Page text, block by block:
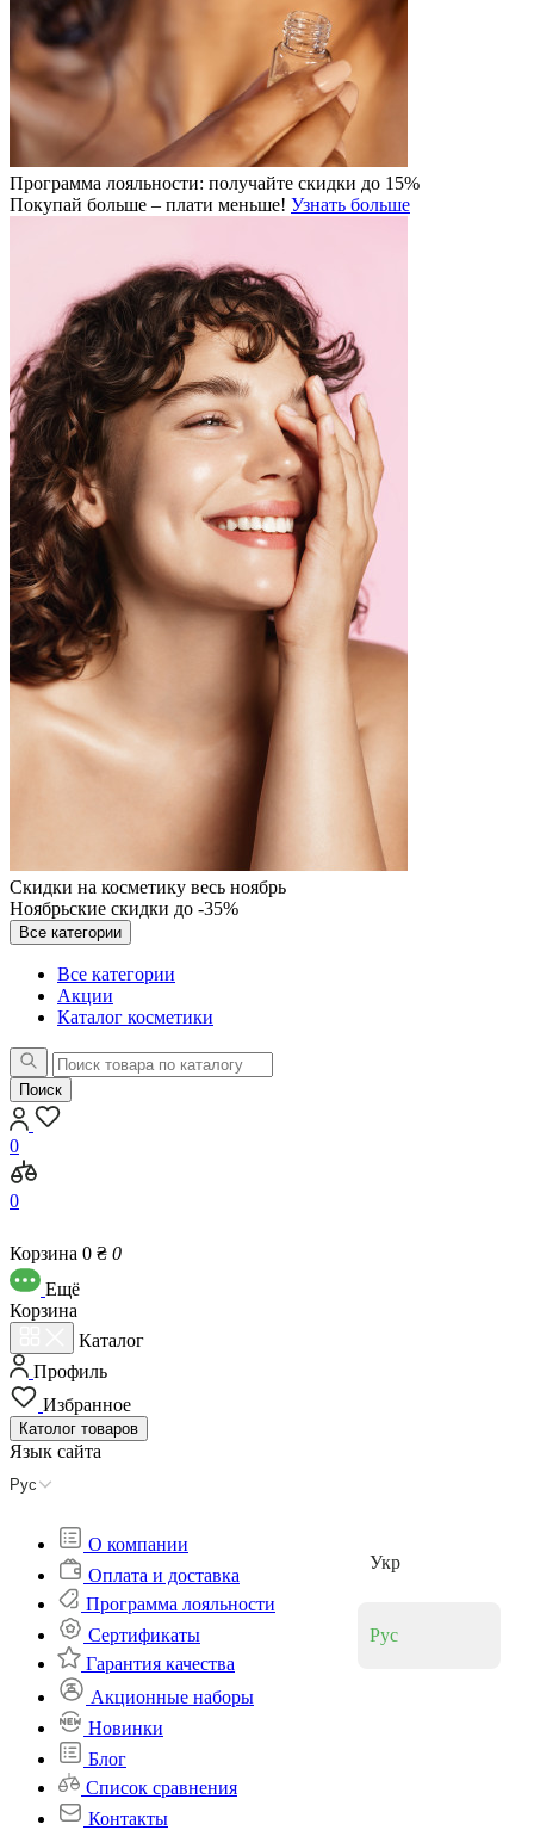
Программа лояльности: получайте скидки до 15%
Покупай больше – плати меньше! Узнать больше
Скидки на косметику весь ноябрь
Ноябрьские скидки до -35%
Все категории
Все категории
Акции
Каталог косметики
Поиск
0
0
Корзина 0 ₴ 0
Eщё
Корзина
Каталог
Профиль
Избранное
Католог товаров
Язык сайта
Рус
Укр
Рус
О компании
Оплата и доставка
Программа лояльности
Сертификаты
Гарантия качества
Акционные наборы
Новинки
Блог
Список сравнения
Контакты